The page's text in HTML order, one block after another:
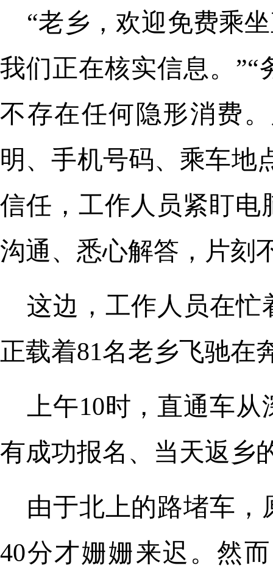
“老乡，欢迎免费乘
我们正在核实信息。
不存在任何隐形消费
明、手机号码、乘车地
信任，工作人员紧盯电
沟通、悉心解答，片刻
这边，工作人员在忙
正载着81名老乡飞驰在
上午10时，直通车
有成功报名、当天返乡
由于北上的路堵车，
40分才姗姗来迟。然